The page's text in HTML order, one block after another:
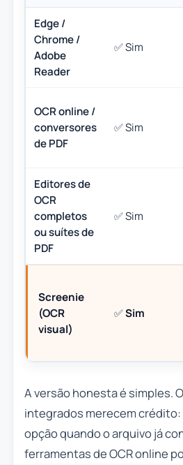
Edge /
Chrome /
Adobe
Reader
✅ Sim
OCR online /
conversores
de PDF
✅ Sim
Editores de
OCR
completos
ou suítes de
PDF
✅ Sim
Screenie
(OCR
visual)
✅Sim
A versão honesta é simples.
integrados merecem crédito:
opção quando o arquivo já
ferramentas de OCR online